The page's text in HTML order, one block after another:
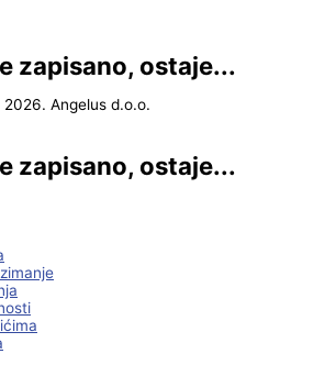
zapisano, ostaje...
Angelus d.o.o.
zapisano, ostaje...